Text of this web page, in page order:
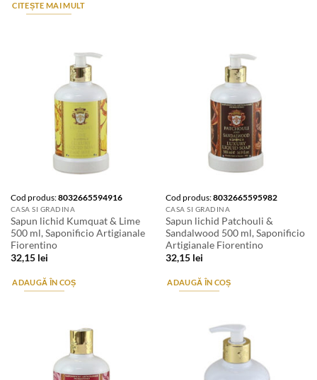
CITEȘTE MAI MULT
Cod produs:8032665594916
CASA SI GRADINA
Sapun lichid Kumquat & Lime
500 ml, Saponificio Artigianale
Fiorentino
32,15 lei
ADAUGĂ ÎN COȘ
Cod produs:8032665595982
CASA SI GRADINA
Sapun lichid Patchouli &
Sandalwood 500 ml, Saponificio
Artigianale Fiorentino
32,15 lei
ADAUGĂ ÎN COȘ